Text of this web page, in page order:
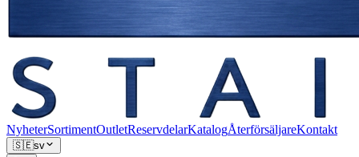
NyheterSortimentOutletReservdelarKatalogÅterförsäljareKontakt
🇸🇪sv